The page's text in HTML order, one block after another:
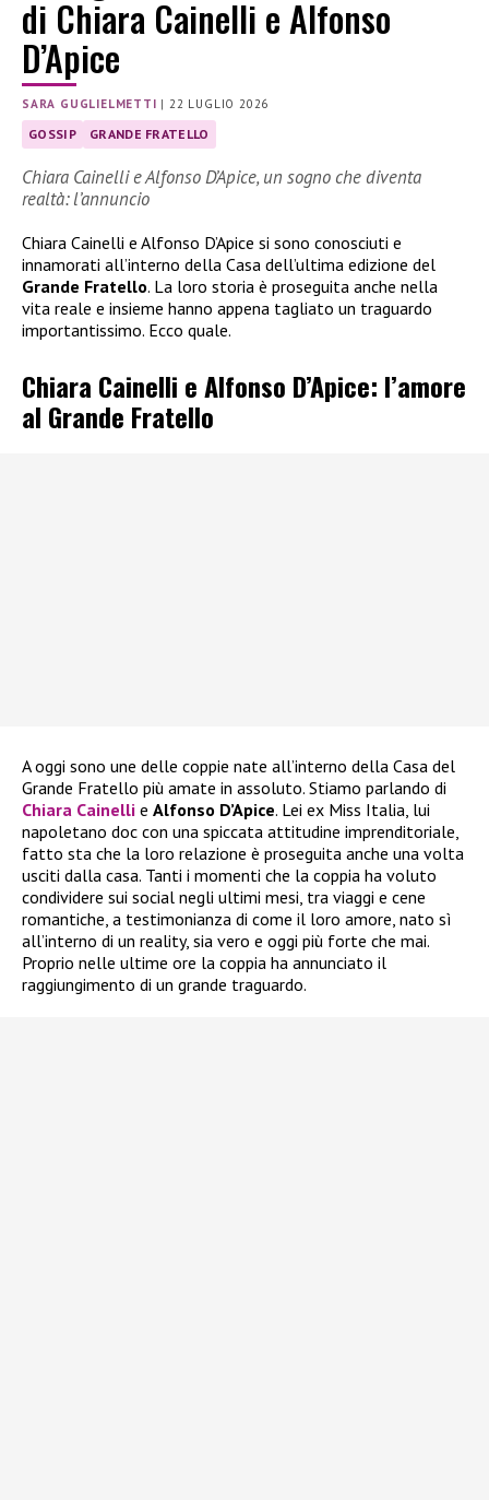
di Chiara Cainelli e Alfonso
D’Apice
SARA GUGLIELMETTI | 22 LUGLIO 2026
GOSSIP GRANDE FRATELLO
Chiara Cainelli e Alfonso D’Apice, un sogno che diventa
realtà: l’annuncio
Chiara Cainelli e Alfonso D’Apice si sono conosciuti e
innamorati all’interno della Casa dell’ultima edizione del
Grande Fratello. La loro storia è proseguita anche nella
vita reale e insieme hanno appena tagliato un traguardo
importantissimo. Ecco quale.
Chiara Cainelli e Alfonso D’Apice: l’amore
al Grande Fratello
A oggi sono une delle coppie nate all’interno della Casa del
Grande Fratello più amate in assoluto. Stiamo parlando di
Chiara Cainelli e Alfonso D’Apice. Lei ex Miss Italia, lui
napoletano doc con una spiccata attitudine imprenditoriale,
fatto sta che la loro relazione è proseguita anche una volta
usciti dalla casa. Tanti i momenti che la coppia ha voluto
condividere sui social negli ultimi mesi, tra viaggi e cene
romantiche, a testimonianza di come il loro amore, nato sì
all’interno di un reality, sia vero e oggi più forte che mai.
Proprio nelle ultime ore la coppia ha annunciato il
raggiungimento di un grande traguardo.